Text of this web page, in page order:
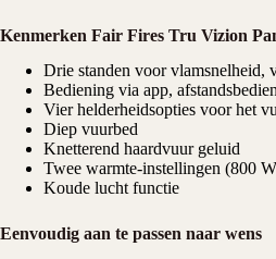
Kenmerken Fair Fires Tru Vizion
Drie standen voor vlamsnelheid,
Bediening via app,
Vier helderheidsopties voor het
Diep vuurbed
Knetterend haardvuur geluid
Twee warmte-instellingen (800
Koude lucht functie
Eenvoudig aan te passen naar wens